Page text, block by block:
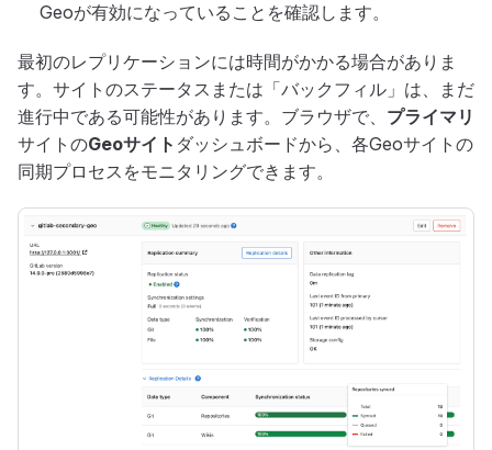
Geoが有効になっていることを確認します。
最初のレプリケーションには時間がかかる場合がありま
す。サイトのステータスまたは「バックフィル」は、まだ
進行中である可能性があります。ブラウザで、 プライマリ
サイトのGeoサイト ダッシュボードから、各Geoサイトの
同期プロセスをモニタリングできます。